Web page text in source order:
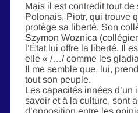
Mais il est contredit tout de
Polonais, Piotr, qui trouve
protège sa liberté. Son
Szymon Woznica
l’État lui offre la liberté. Il
elle « /…/ comme les
Il me semble que, lui,
tout son peuple.
Les capacités innées d’un
savoir et à la culture, sont
d’opposition entre les